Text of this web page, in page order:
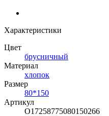
Характеристики
Цвет
брусничный
Материал
хлопок
Размер
80*150
Артикул
О17258775080150266